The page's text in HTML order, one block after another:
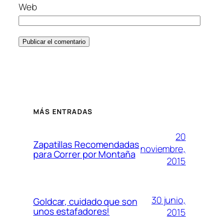
Web
MÁS ENTRADAS
Zapatillas Recomendadas
para Correr por Montaña
20
noviembre,
2015
Goldcar, cuidado que son
unos estafadores!
30 junio,
2015